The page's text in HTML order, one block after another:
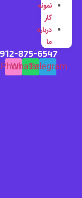
نمونه
کار
درباره
ما
875-6547
Telegram
Whatsapp
Phone